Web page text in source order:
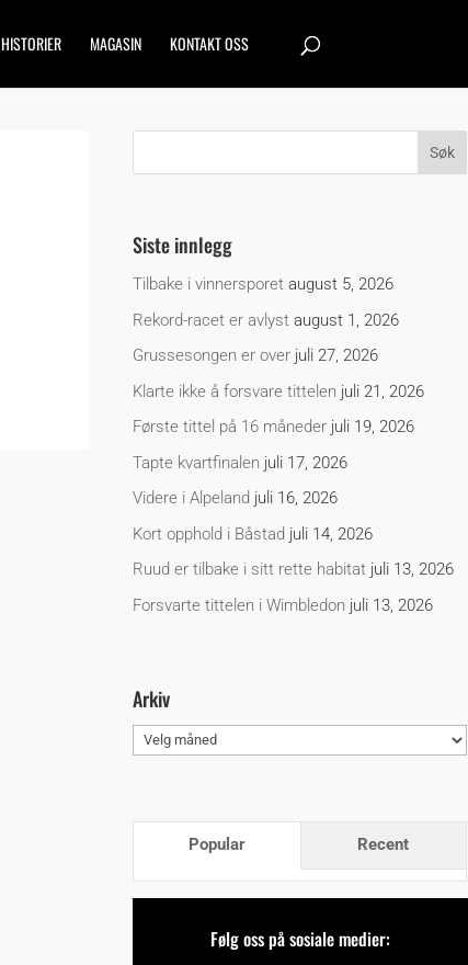
HISTORIER MAGASIN KONTAKT OSS
Siste innlegg
Tilbake i vinnersporet august 5, 2026
Rekord-racet er avlyst august 1, 2026
Grussesongen er over juli 27, 2026
Klarte ikke å forsvare tittelen juli 21, 2026
Første tittel på 16 måneder juli 19, 2026
Tapte kvartfinalen juli 17, 2026
Videre i Alpeland juli 16, 2026
Kort opphold i Båstad juli 14, 2026
Ruud er tilbake i sitt rette habitat juli 13, 2026
Forsvarte tittelen i Wimbledon juli 13, 2026
Arkiv
Arkiv
Popular Recent
Følg oss på sosiale medier: